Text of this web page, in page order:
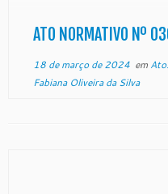
ATO NORMATIVO Nº
18 de março de 2024em
Fabiana Oliveira da Silva